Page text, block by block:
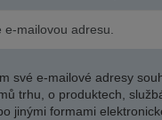
své e-mailové adresy
trhu, o produktech,
jinými formami